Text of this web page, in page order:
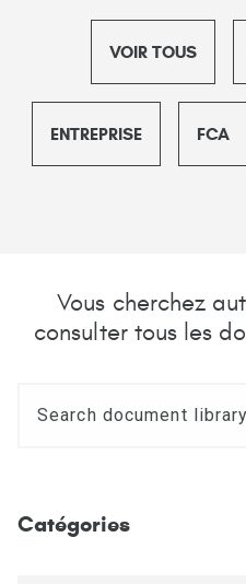
VOIR TOUS
ENTREPRISE FCA
Vous cherchez
consulter tous les
Catégories